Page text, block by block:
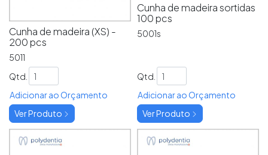
Cunha de madeira (XS) -
200 pcs
5011
Qtd.
Adicionar ao Orçamento
Ver Produto
Cunha de madeira sortidas
100 pcs
5001s
Qtd.
Adicionar ao Orçamento
Ver Produto